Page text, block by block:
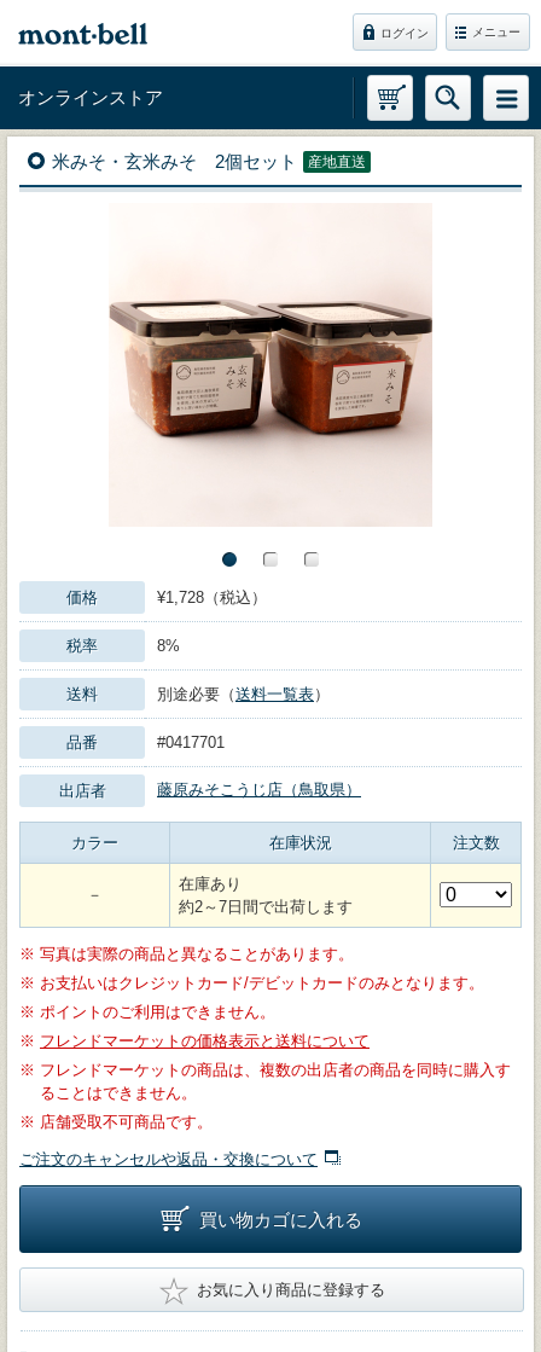
ログイン メニュー
オンラインストア
米みそ・玄米みそ 2個セット 産地直送
価格 ¥1,728（税込）
税率 8%
送料 別途必要（送料一覧表）
品番 #0417701
出店者 藤原みそこうじ店（鳥取県）
カラー 在庫状況 注文数
－
在庫あり
約2～7日間で出荷します
※ 写真は実際の商品と異なることがあります。
※ お支払いはクレジットカード/デビットカードのみとなります。
※ ポイントのご利用はできません。
※ フレンドマーケットの価格表示と送料について
※ フレンドマーケットの商品は、複数の出店者の商品を同時に購入す
ることはできません。
※ 店舗受取不可商品です。
ご注文のキャンセルや返品・交換について
買い物カゴに入れる
★ お気に入り商品に登録する